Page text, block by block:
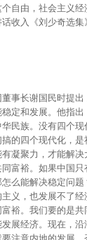
自由，社会主义
收入《刘少奇选集
事长谢国民时提
定和发展。他指
民族。没有四个
的四个现代化，
凝聚力，才能解
富裕。如果中国只
么能解决稳定问
义，也发展不了
裕。我们要的是
展经济。现在，